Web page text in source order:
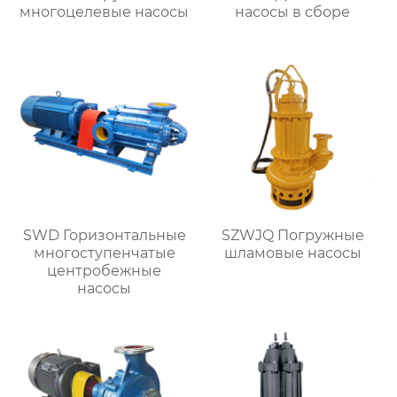
многоцелевые насосы
насосы в сборе
SWD Горизонтальные
многоступенчатые
центробежные
насосы
SZWJQ Погружные
шламовые насосы